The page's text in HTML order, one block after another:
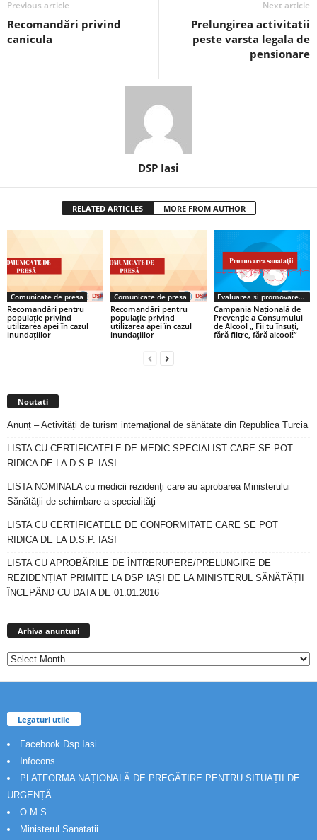
Previous article
Recomandări privind
canicula
Next article
Prelungirea activitatii
peste varsta legala de
pensionare
DSP Iasi
RELATED ARTICLES MORE FROM AUTHOR
Comunicate de presa
Recomandări pentru
populație privind
utilizarea apei în cazul
inundațiilor
Comunicate de presa
Recomandări pentru
populație privind
utilizarea apei în cazul
inundațiilor
Evaluarea si promovare sanatate
Campania Națională de
Prevenție a Consumului
de Alcool „ Fii tu însuți,
fără filtre, fără alcool!”
Noutati
Anunț – Activități de turism internațional de sănătate din Republica Turcia
LISTA CU CERTIFICATELE DE MEDIC SPECIALIST CARE SE POT
RIDICA DE LA D.S.P. IASI
LISTA NOMINALA cu medicii rezidenţi care au aprobarea Ministerului
Sănătăţii de schimbare a specialităţi
LISTA CU CERTIFICATELE DE CONFORMITATE CARE SE POT
RIDICA DE LA D.S.P. IASI
LISTA CU APROBĂRILE DE ÎNTRERUPERE/PRELUNGIRE DE
REZIDENȚIAT PRIMITE LA DSP IAȘI DE LA MINISTERUL SĂNĂTĂȚII
ÎNCEPÂND CU DATA DE 01.01.2016
Arhiva anunturi
Legaturi utile
Facebook Dsp Iasi
Infocons
PLATFORMA NAȚIONALĂ DE PREGĂTIRE PENTRU SITUAȚII DE
URGENȚĂ
O.M.S
Ministerul Sanatatii